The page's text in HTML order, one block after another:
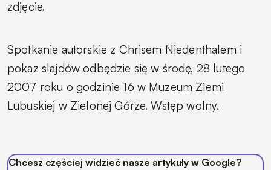
zdjęcie.
Spotkanie autorskie z Chrisem Niedenthalem i
pokaz slajdów odbędzie się w środę, 28 lutego
2007 roku o godzinie 16 w Muzeum Ziemi
Lubuskiej w Zielonej Górze. Wstęp wolny.
Chcesz częściej widzieć nasze artykuły w Google?